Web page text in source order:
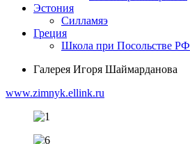
Эстония
Силламяэ
Греция
Школа при Посольстве РФ
Галерея Игоря Шаймарданова
www.zimnyk.ellink.ru